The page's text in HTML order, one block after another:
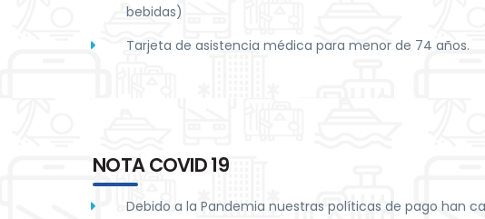
bebidas)
Tarjeta de asistencia médica para menor de 74 años.
NOTA COVID 19
Debido a la Pandemia nuestras políticas de pago han